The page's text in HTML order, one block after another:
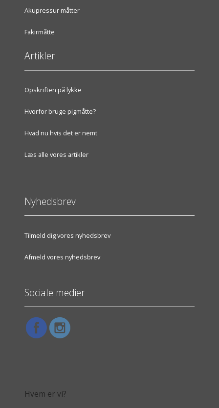
Akupressur måtter
Fakirmåtte
Artikler
Opskriften på lykke
Hvorfor bruge pigmåtte?
Hvad nu hvis det er nemt
Læs alle vores artikler
Nyhedsbrev
Tilmeld dig vores nyhedsbrev
Afmeld vores nyhedsbrev
Sociale medier
Hvem er vi?